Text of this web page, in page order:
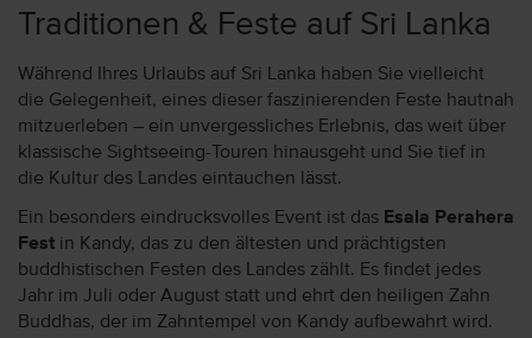
Traditionen & Feste auf Sri Lanka
Während Ihres Urlaubs auf Sri Lanka haben Sie vielleicht
die Gelegenheit, eines dieser faszinierenden Feste hautnah
mitzuerleben – ein unvergessliches Erlebnis, das weit über
klassische Sightseeing-Touren hinausgeht und Sie tief in
die Kultur des Landes eintauchen lässt.
Ein besonders eindrucksvolles Event ist das Esala Perahera
Fest in Kandy, das zu den ältesten und prächtigsten
buddhistischen Festen des Landes zählt. Es findet jedes
Jahr im Juli oder August statt und ehrt den heiligen Zahn
Buddhas, der im Zahntempel von Kandy aufbewahrt wird.